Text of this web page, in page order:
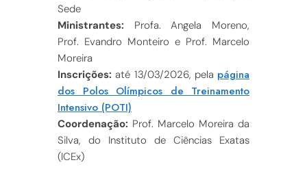
Sede
Ministrantes: Profa. Angela Moreno,
Prof. Evandro Monteiro e Prof. Marcelo
Moreira
Inscrições: até 13/03/2026, pela página
dos Polos Olímpicos de Treinamento
Intensivo (POTI)
Coordenação: Prof. Marcelo Moreira da
Silva, do Instituto de Ciências Exatas
(ICEx)